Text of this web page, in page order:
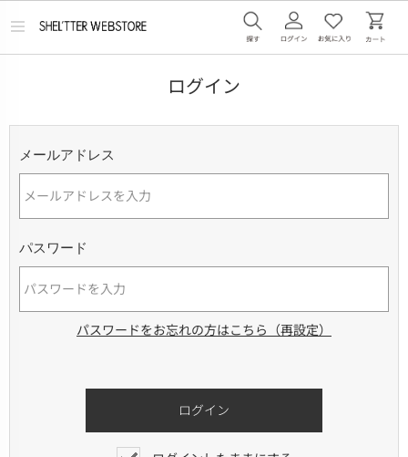
メ
ログイン
メールアドレス
パスワード
パスワードをお忘れの方はこちら（再設定）